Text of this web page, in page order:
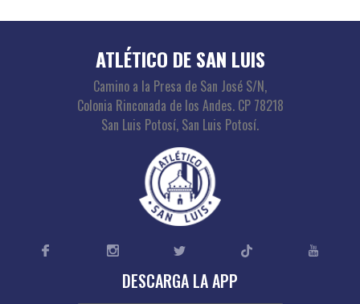
ATLÉTICO DE SAN LUIS
Camino a la Presa de San José S/N,
Colonia Rinconada de los Andes. CP 78218
San Luis Potosí, San Luis Potosí.
DESCARGA LA APP